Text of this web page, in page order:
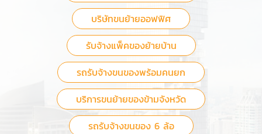
บริษัทขนย้ายออฟฟิศ
รับจ้างแพ็คของย้ายบ้าน
รถรับจ้างขนของพร้อมคนยก
บริการขนย้ายของข้ามจังหวัด
รถรับจ้างขนของ 6 ล้อ